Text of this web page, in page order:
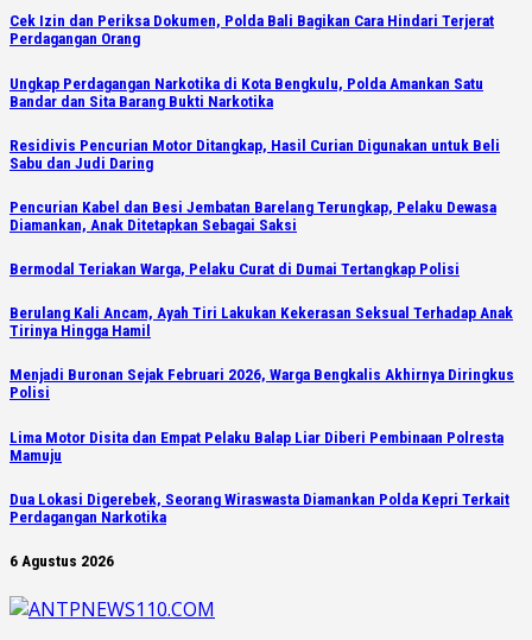
Cek Izin dan Periksa Dokumen, Polda Bali Bagikan Cara Hindari Terjerat
Perdagangan Orang
Ungkap Perdagangan Narkotika di Kota Bengkulu, Polda Amankan Satu
Bandar dan Sita Barang Bukti Narkotika
Residivis Pencurian Motor Ditangkap, Hasil Curian Digunakan untuk Beli
Sabu dan Judi Daring
Pencurian Kabel dan Besi Jembatan Barelang Terungkap, Pelaku Dewasa
Diamankan, Anak Ditetapkan Sebagai Saksi
Bermodal Teriakan Warga, Pelaku Curat di Dumai Tertangkap Polisi
Berulang Kali Ancam, Ayah Tiri Lakukan Kekerasan Seksual Terhadap Anak
Tirinya Hingga Hamil
Menjadi Buronan Sejak Februari 2026, Warga Bengkalis Akhirnya Diringkus
Polisi
Lima Motor Disita dan Empat Pelaku Balap Liar Diberi Pembinaan Polresta
Mamuju
Dua Lokasi Digerebek, Seorang Wiraswasta Diamankan Polda Kepri Terkait
Perdagangan Narkotika
6 Agustus 2026